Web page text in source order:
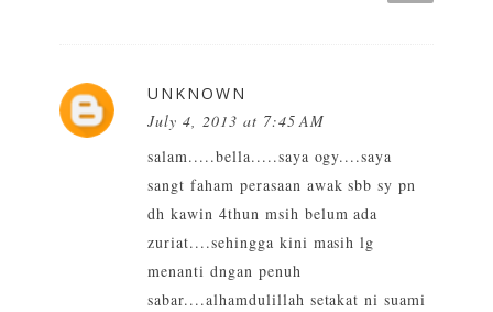
UNKNOWN
July 4, 2013 at 7:45 AM
salam.....bella.....saya ogy....saya
sangt faham perasaan awak sbb sy pn
dh kawin 4thun msih belum ada
zuriat....sehingga kini masih lg
menanti dngan penuh
sabar....alhamdulillah setakat ni suami